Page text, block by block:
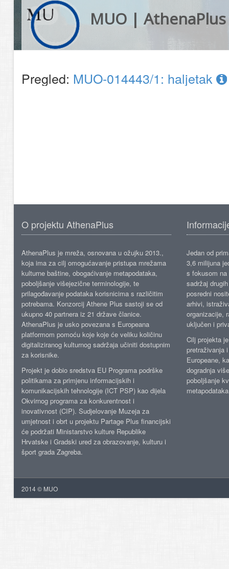
MUO | AthenaPlus
Pregled: MUO-014443/1: haljetak
O projektu AthenaPlus
AthenaPlus je mreža, osnovana u ožujku 2013.,
koja ima za cilj omogućavanje pristupa mrežama
kulturne baštine, obogaćivanje metapodataka,
poboljšanje višejezične terminologije, te
prilagođavanje podataka korisnicima s različitim
potrebama. Konzorcij Athene Plus sastoji se od
ukupno 40 partnera iz 21 države članice.
AthenaPlus je usko povezana s Europeana
platformom pomoću koje koje će veliku količinu
digitaliziranog kulturnog sadržaja učiniti dostupnim
za korisnike.
Projekt je dobio sredstva EU Programa podrške
politikama za primjenu informacijskih i
komunikacijskih tehnologije (ICT PSP) kao dijela
Okvirnog programa za konkurentnost i
inovativnost (CIP). Sudjelovanje Muzeja za
umjetnost i obrt u projektu Partage Plus financijski
će podržati Ministarstvo kulture Republike
Hrvatske i Gradski ured za obrazovanje, kulturu i
šport grada Zagreba.
Jedan od
3,6 milijuna
s fokusom
sadržaj
posredni
arhivi,
organizacije,
uključen i
Cilj projekta
pretraživanja
Europeane,
dogradnja
poboljšanje
2014 © MUO